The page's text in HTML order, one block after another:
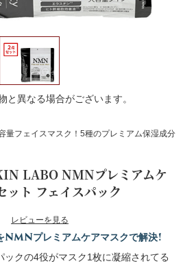
異なる場合がございます。
量フェイスマスク！5種のプレミアム保湿成分
LABO NMNプレミアムケ
ット フェイスパック
レビューを見る
NMNプレミアムケアマスクで解決!
クの4役がマスク1枚に凝縮されてる